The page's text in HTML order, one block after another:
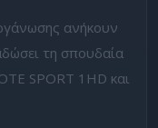
ανήκουν
τη σπουδαία
SPORT 1HD και